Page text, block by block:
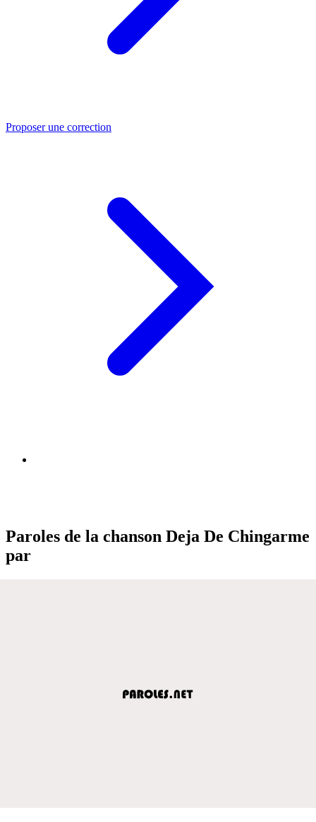
Proposer une correction
Paroles de la chanson Deja De Chingarme
par